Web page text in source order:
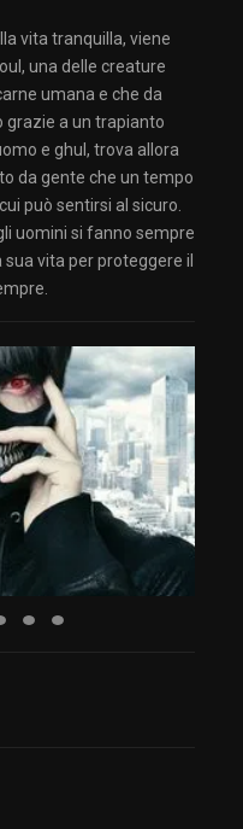
vita tranquilla, viene
una delle creature
umana e che da
grazie a un trapianto
e ghul, trova allora
da gente che un tempo
può sentirsi al sicuro.
uomini si fanno sempre
sua vita per proteggere il